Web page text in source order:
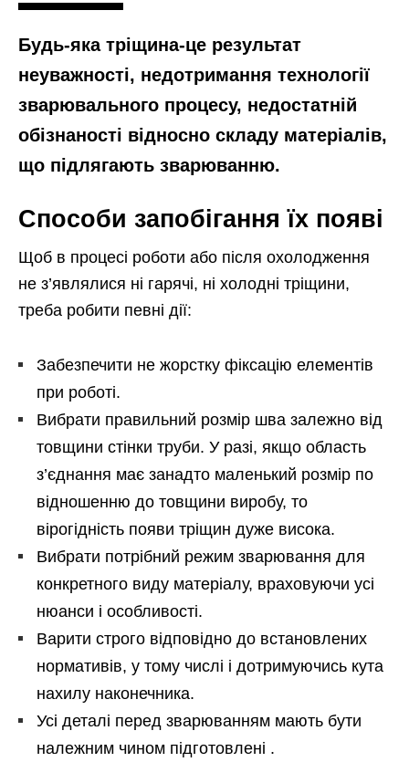
Будь-яка тріщина-це результат
неуважності, недотримання технології
зварювального процесу, недостатній
обізнаності відносно складу матеріалів,
що підлягають зварюванню.
Способи запобігання їх появі
Щоб в процесі роботи або після охолодження
не з’являлися ні гарячі, ні холодні тріщини,
треба робити певні дії:
Забезпечити не жорстку фіксацію елементів
при роботі.
Вибрати правильний розмір шва залежно від
товщини стінки труби. У разі, якщо область
з’єднання має занадто маленький розмір по
відношенню до товщини виробу, то
вірогідність появи тріщин дуже висока.
Вибрати потрібний режим зварювання для
конкретного виду матеріалу, враховуючи усі
нюанси і особливості.
Варити строго відповідно до встановлених
нормативів, у тому числі і дотримуючись кута
нахилу наконечника.
Усі деталі перед зварюванням мають бути
належним чином підготовлені .